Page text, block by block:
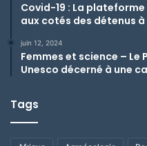
Covid-19 : La
aux cotés des détenus à
juin 12, 2024
Femmes et science – Le
Unesco décerné à une
Tags